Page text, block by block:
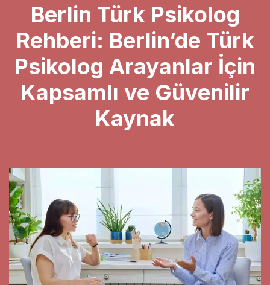
Berlin Türk Psikolog
Rehberi: Berlin’de Türk
Psikolog Arayanlar İçin
Kapsamlı ve Güvenilir
Kaynak